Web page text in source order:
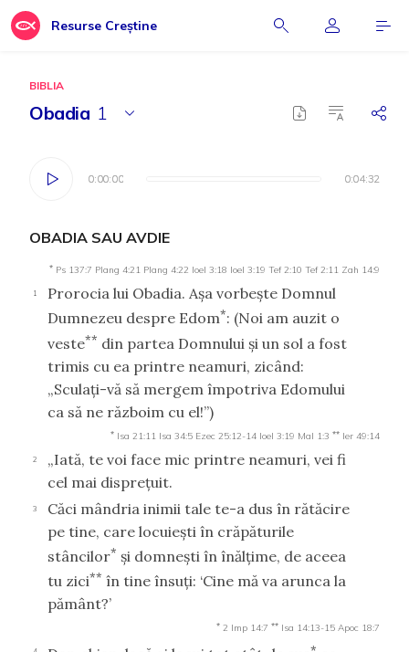
Resurse Creștine
BIBLIA
Obadia 1
0:00:00 0:04:32
0:00:00 0:04:32
OBADIA SAU AVDIE
* Ps 137:7 Plang 4:21 Plang 4:22 Ioel 3:18 Ioel 3:19 Tef 2:10 Tef 2:11 Zah 14:9
1
Prorocia lui Obadia. Aşa vorbeşte Domnul
Dumnezeu despre Edom*: (Noi am auzit o
veste** din partea Domnului şi un sol a fost
trimis cu ea printre neamuri, zicând:
„Sculaţi-vă să mergem împotriva Edomului
ca să ne războim cu el!”)
* Isa 21:11 Isa 34:5 Ezec 25:12-14 Ioel 3:19 Mal 1:3 ** Ier 49:14
2
„Iată, te voi face mic printre neamuri, vei fi
cel mai dispreţuit.
3
Căci mândria inimii tale te-a dus în rătăcire
pe tine, care locuieşti în crăpăturile
stâncilor* şi domneşti în înălţime, de aceea
tu zici** în tine însuţi: ‘Cine mă va arunca la
pământ?’
* 2 Imp 14:7 ** Isa 14:13-15 Apoc 18:7